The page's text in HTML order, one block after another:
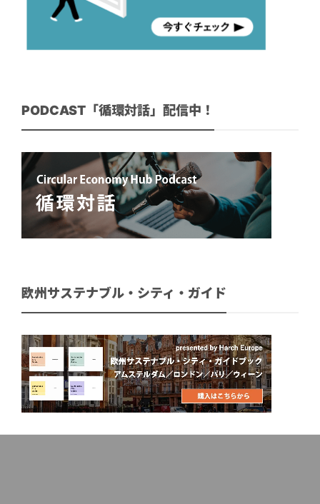
PODCAST「循環対話」配信中！
欧州サステナブル・シティ・ガイド